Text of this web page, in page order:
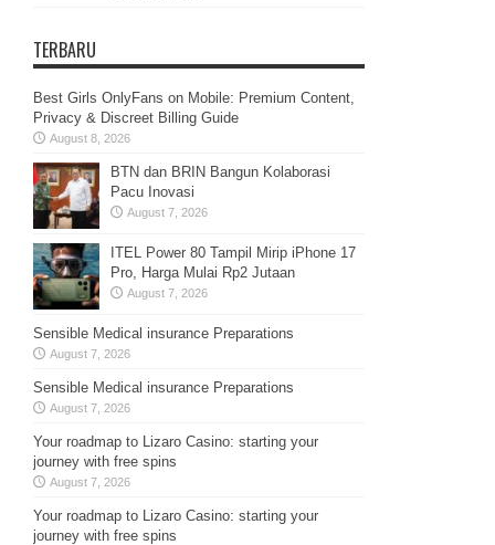
TERBARU
Best Girls OnlyFans on Mobile: Premium Content,
Privacy & Discreet Billing Guide
August 8, 2026
BTN dan BRIN Bangun Kolaborasi
Pacu Inovasi
August 7, 2026
ITEL Power 80 Tampil Mirip iPhone 17
Pro, Harga Mulai Rp2 Jutaan
August 7, 2026
Sensible Medical insurance Preparations
August 7, 2026
Sensible Medical insurance Preparations
August 7, 2026
Your roadmap to Lizaro Casino: starting your
journey with free spins
August 7, 2026
Your roadmap to Lizaro Casino: starting your
journey with free spins